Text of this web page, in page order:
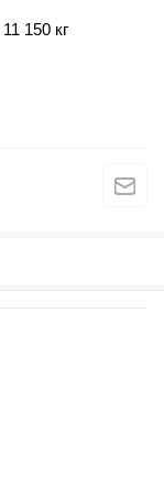
11 150 кг